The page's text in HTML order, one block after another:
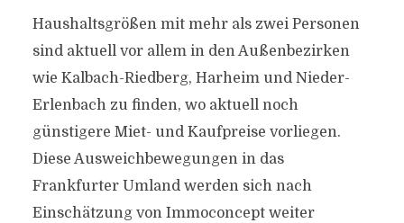
Haushaltsgrößen mit mehr als zwei Personen
sind aktuell vor allem in den Außenbezirken
wie Kalbach-Riedberg, Harheim und Nieder-
Erlenbach zu finden, wo aktuell noch
günstigere Miet- und Kaufpreise vorliegen.
Diese Ausweichbewegungen in das
Frankfurter Umland werden sich nach
Einschätzung von Immoconcept weiter